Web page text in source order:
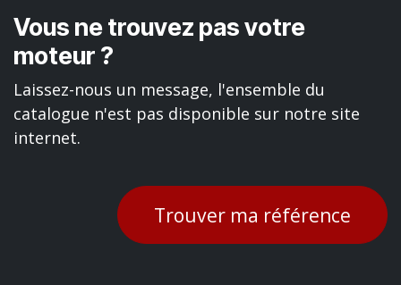
Vous ne trouvez pas votre
moteur ?
Laissez-nous un message, l'ensemble du
catalogue n'est pas disponible sur notre site
internet.
Trouver ma référence